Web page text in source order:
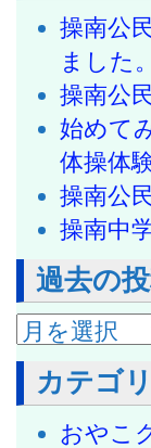
操南公
ました。
操南公
始めて
体操体
操南公
操南中
過去の投
過去の投稿
カテゴ
おやこ